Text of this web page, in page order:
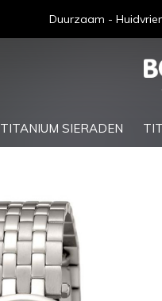
TITANIUM SIERADEN
Gratis verzending